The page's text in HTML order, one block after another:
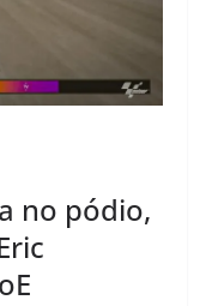
no pódio,